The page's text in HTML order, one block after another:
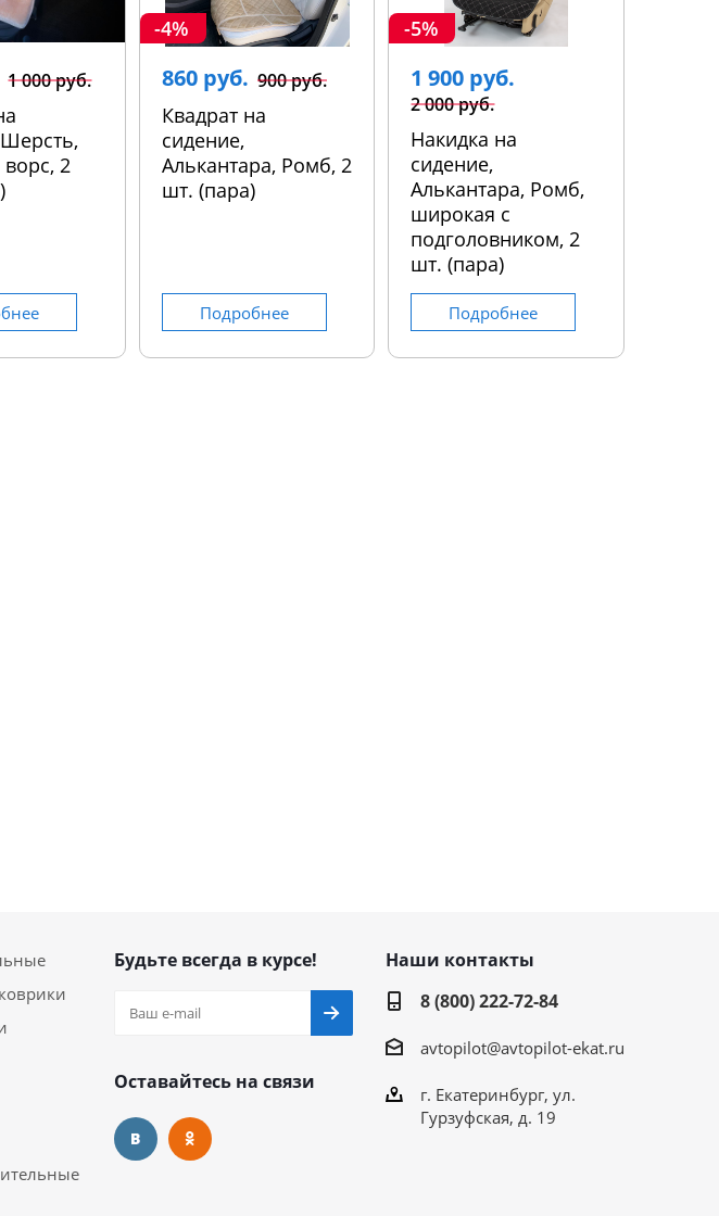
1 000 руб.
2
-4%
860 руб. 900 руб.
Квадрат на
сидение,
Алькантара, Ромб, 2
шт. (пара)
Подробнее
-5%
1 900 руб.
2 000 руб.
Накидка на
сидение,
Алькантара, Ромб,
широкая с
подголовником, 2
шт. (пара)
Подробнее
Будьте всегда в курсе!
Оставайтесь на связи
Наши контакты
8 (800) 222-72-84
avtopilot@avtopilot-ekat.ru
г. Екатеринбург, ул.
Гурзуфская, д. 19